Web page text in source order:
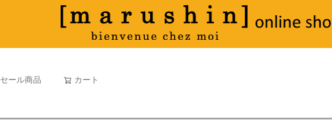
セール商品 カート
マフラータオル
並び順
新着順
古い順 価格が